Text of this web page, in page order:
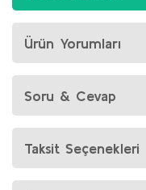
Ürün Yorumları
Soru & Cevap
Taksit Seçenekleri